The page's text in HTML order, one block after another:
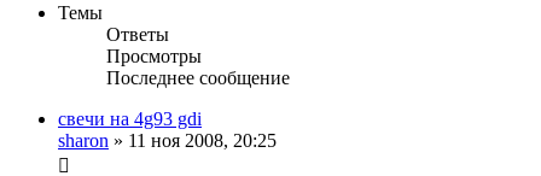
Темы
Ответы
Просмотры
Последнее сообщение
свечи на 4g93 gdi
sharon » 11 ноя 2008, 20:25